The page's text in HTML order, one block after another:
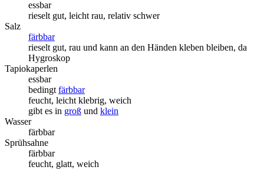
essbar
rieselt gut, leicht rau, relativ schwer
Salz
färbbar
rieselt gut, rau und kann an den Händen kleben bleiben, da
Hygroskop
Tapiokaperlen
essbar
bedingt färbbar
feucht, leicht klebrig, weich
gibt es in groß und klein
Wasser
färbbar
Sprühsahne
färbbar
feucht, glatt, weich